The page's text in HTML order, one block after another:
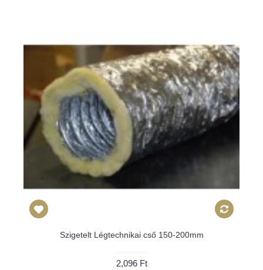
Szigetelt Légtechnikai cső 150-200mm
2,096 Ft